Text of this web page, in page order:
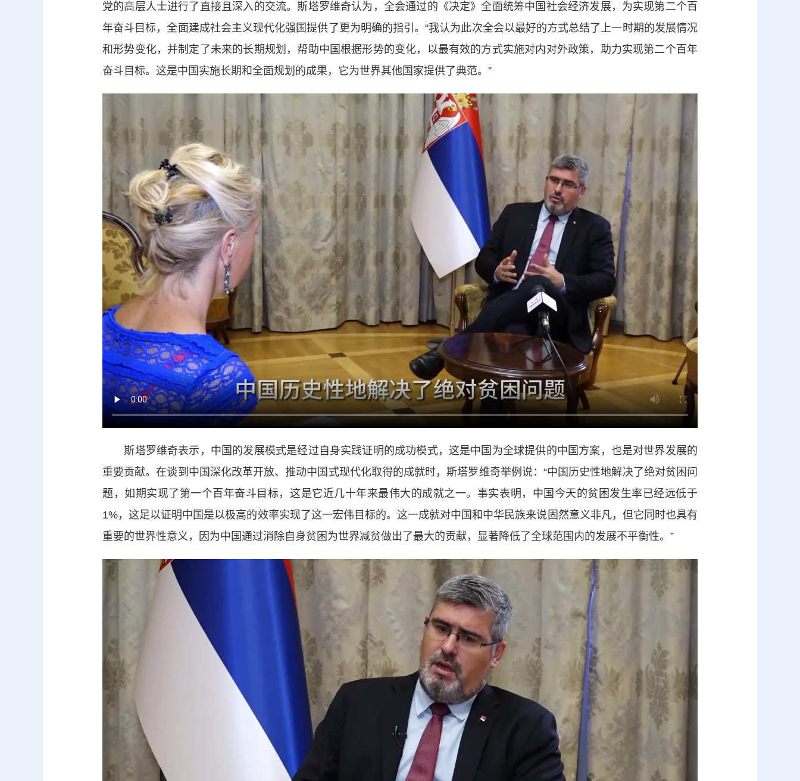
党的高层人士进行了直接且深入的交流。斯塔罗维奇认为，全会通过的《决定》全面统筹中国社会经济发展，为实现第二个百
年奋斗目标，全面建成社会主义现代化强国提供了更为明确的指引。“我认为此次全会以最好的方式总结了上一时期的发展情况
和形势变化，并制定了未来的长期规划，帮助中国根据形势的变化，以最有效的方式实施对内对外政策，助力实现第二个百年
奋斗目标。这是中国实施长期和全面规划的成果，它为世界其他国家提供了典范。”
斯塔罗维奇表示，中国的发展模式是经过自身实践证明的成功模式，这是中国为全球提供的中国方案，也是对世界发展的
重要贡献。在谈到中国深化改革开放、推动中国式现代化取得的成就时，斯塔罗维奇举例说：“中国历史性地解决了绝对贫困问
题，如期实现了第一个百年奋斗目标，这是它近几十年来最伟大的成就之一。事实表明，中国今天的贫困发生率已经远低于
1%，这足以证明中国是以极高的效率实现了这一宏伟目标的。这一成就对中国和中华民族来说固然意义非凡，但它同时也具有
重要的世界性意义，因为中国通过消除自身贫困为世界减贫做出了最大的贡献，显著降低了全球范围内的发展不平衡性。”